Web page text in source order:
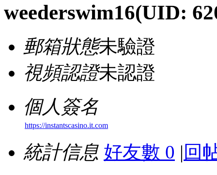
weederswim16(UID:
郵箱狀態未驗證
視頻認證未認證
個人簽名
https://instantscasino.it.com
統計信息 好友數 0 | 回